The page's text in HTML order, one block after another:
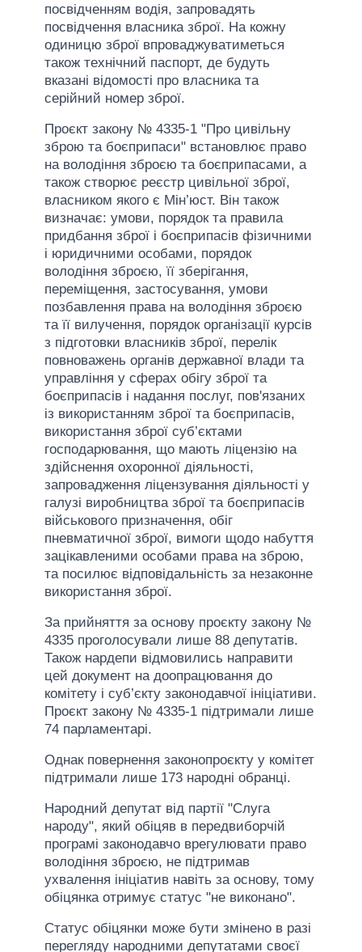
посвідченням водія, запровадять
посвідчення власника зброї. На кожну
одиницю зброї впроваджуватиметься
також технічний паспорт, де будуть
вказані відомості про власника та
серійний номер зброї.
Проєкт закону № 4335-1 "Про цивільну
зброю та боєприпаси" встановлює право
на володіння зброєю та боєприпасами, а
також створює реєстр цивільної зброї,
власником якого є Мін’юст. Він також
визначає: умови, порядок та правила
придбання зброї і боєприпасів фізичними
і юридичними особами, порядок
володіння зброєю, її зберігання,
переміщення, застосування, умови
позбавлення права на володіння зброєю
та її вилучення, порядок організації курсів
з підготовки власників зброї, перелік
повноважень органів державної влади та
управління у сферах обігу зброї та
боєприпасів і надання послуг, пов'язаних
із використанням зброї та боєприпасів,
використання зброї суб’єктами
господарювання, що мають ліцензію на
здійснення охоронної діяльності,
запровадження ліцензування діяльності у
галузі виробництва зброї та боєприпасів
військового призначення, обіг
пневматичної зброї, вимоги щодо набуття
зацікавленими особами права на зброю,
та посилює відповідальність за незаконне
використання зброї.
За прийняття за основу проєкту закону №
4335 проголосували лише 88 депутатів.
Також нардепи відмовились направити
цей документ на доопрацювання до
комітету і суб’єкту законодавчої ініціативи.
Проєкт закону № 4335-1 підтримали лише
74 парламентарі.
Однак повернення законопроєкту у комітет
підтримали лише 173 народні обранці.
Народний депутат від партії "Слуга
народу", який обіцяв в передвиборчій
програмі законодавчо врегулювати право
володіння зброєю, не підтримав
ухвалення ініціатив навіть за основу, тому
обіцянка отримує статус "не виконано".
Статус обіцянки може бути змінено в разі
перегляду народними депутатами своєї